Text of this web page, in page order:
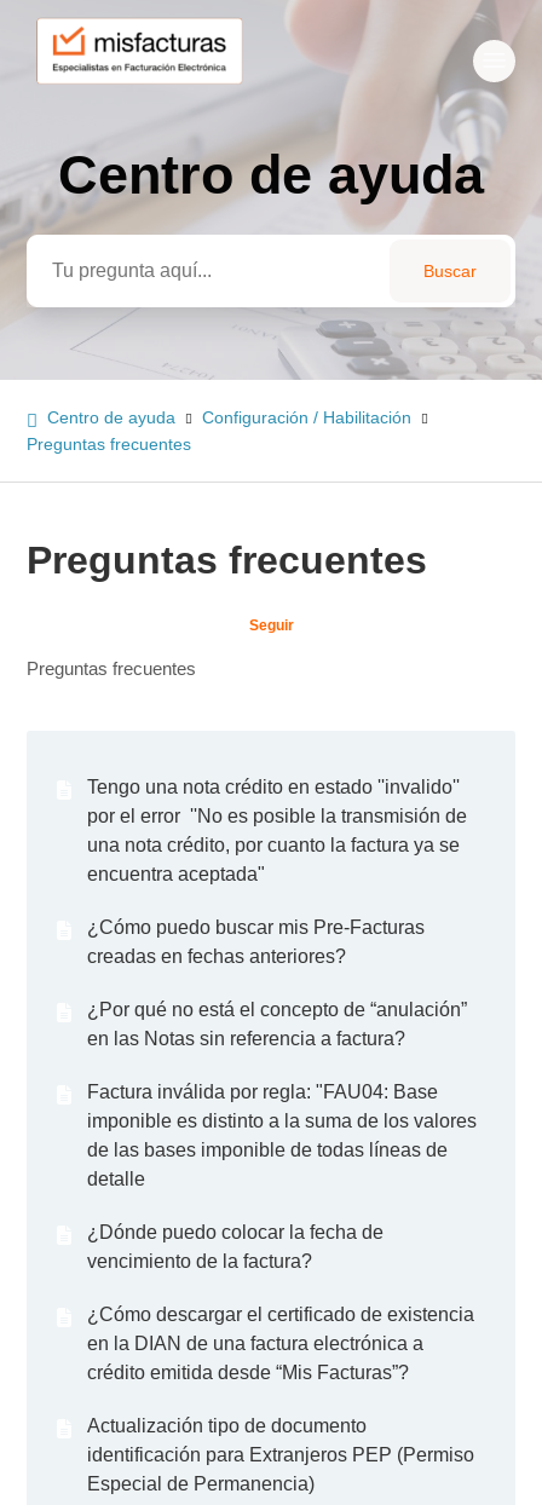
Búsqueda
Centro de ayuda
Centro de ayuda
Configuración / Habilitación
Preguntas frecuentes
Preguntas frecuentes
Seguir
Preguntas frecuentes
Tengo una nota crédito en estado ''invalido''
por el error ''No es posible la transmisión de
una nota crédito, por cuanto la factura ya se
encuentra aceptada"
¿Cómo puedo buscar mis Pre-Facturas
creadas en fechas anteriores?
¿Por qué no está el concepto de “anulación”
en las Notas sin referencia a factura?
Factura inválida por regla: "FAU04: Base
imponible es distinto a la suma de los valores
de las bases imponible de todas líneas de
detalle
¿Dónde puedo colocar la fecha de
vencimiento de la factura?
¿Cómo descargar el certificado de existencia
en la DIAN de una factura electrónica a
crédito emitida desde “Mis Facturas”?
Actualización tipo de documento
identificación para Extranjeros PEP (Permiso
Especial de Permanencia)